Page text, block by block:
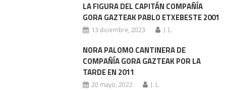
LA FIGURA DEL CAPITÁN COMPAÑÍA
GORA GAZTEAK PABLO ETXEBESTE 2001
13 diciembre, 2023 J. L.
NORA PALOMO CANTINERA DE
COMPAÑÍA GORA GAZTEAK POR LA
TARDE EN 2011
20 mayo, 2022 J. L.